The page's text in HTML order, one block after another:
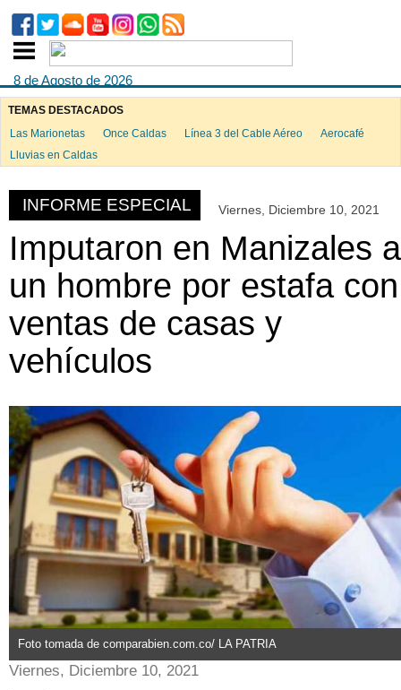
8 de Agosto de 2026
TEMAS DESTACADOS
Las Marionetas
Once Caldas Línea 3 del Cable Aéreo
Aerocafé
Lluvias en Caldas
INFORME ESPECIAL Viernes, Diciembre 10, 2021
Imputaron en Manizales a
un hombre por estafa con
ventas de casas y
vehículos
Foto tomada de comparabien.com.co/ LA PATRIA
Viernes, Diciembre 10, 2021